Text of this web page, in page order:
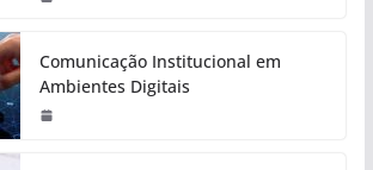
Comunicação Institucional em
Ambientes Digitais